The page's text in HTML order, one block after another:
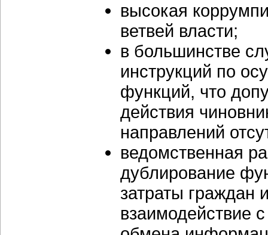
высокая
ветвей власти;
в большинстве
инструкций по
функций, что
действия
направлений
ведомственная
дублирование
затраты граждан
взаимодействие